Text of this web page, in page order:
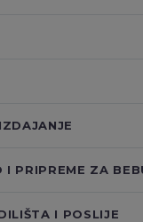
I PRIPREME ZA
I POSLIJE